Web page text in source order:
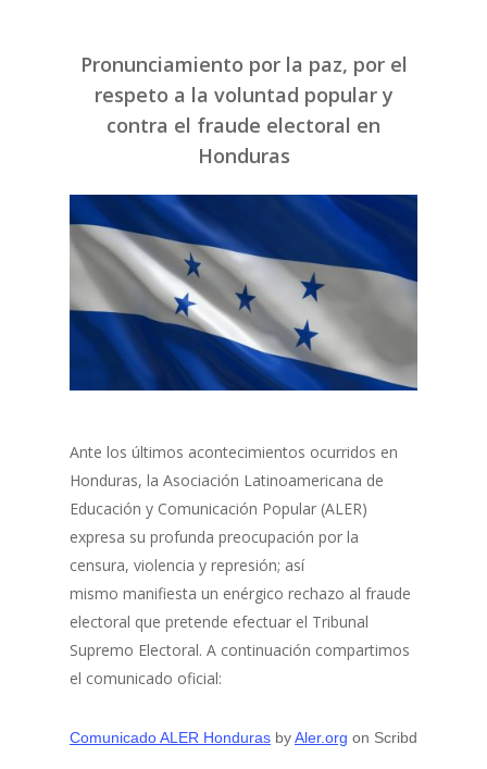
Pronunciamiento por la paz, por el
respeto a la voluntad popular y
contra el fraude electoral en
Honduras
Ante los últimos acontecimientos ocurridos en
Honduras, la Asociación Latinoamericana de
Educación y Comunicación Popular (ALER)
expresa su profunda preocupación por la
censura, violencia y represión; así
mismo manifiesta un enérgico rechazo al fraude
electoral que pretende efectuar el Tribunal
Supremo Electoral. A continuación compartimos
el comunicado oficial:
Comunicado ALER Honduras byAler.org on Scribd